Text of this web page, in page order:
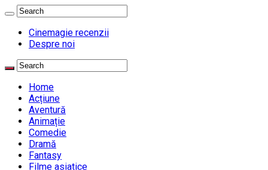
Cinemagie recenzii
Despre noi
Home
Acțiune
Aventură
Animație
Comedie
Dramă
Fantasy
Filme asiatice